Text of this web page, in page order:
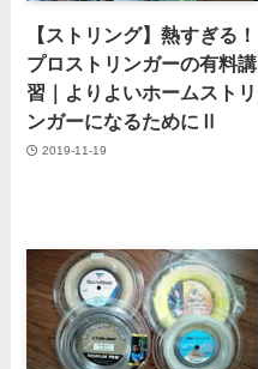
【ストリング】熱すぎる！
プロストリンガーの有料講
習｜よりよいホームストリ
ンガーになるためにⅡ
2019-11-19